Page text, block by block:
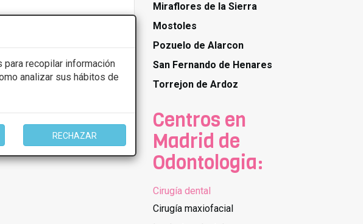
recopilar información
analizar sus hábitos de
RECHAZAR
Miraflores de la Sierra
Mostoles
Pozuelo de Alarcon
San Fernando de Henares
Torrejon de Ardoz
Centros en
Madrid de
Odontologia:
Cirugía dental
Cirugía maxiofacial